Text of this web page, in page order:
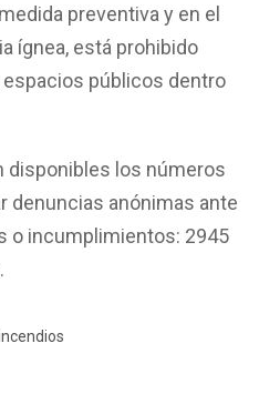
preventiva y en el
ígnea, está prohibido
públicos dentro
disponibles los números
denuncias anónimas ante
o incumplimientos: 2945